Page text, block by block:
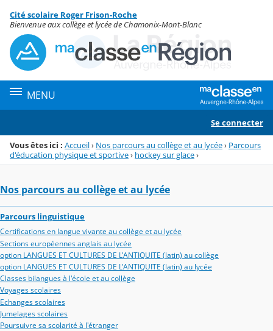
Menu de la rubrique
Contenu
Cité scolaire Roger Frison-Roche
Bienvenue aux collège et lycée de Chamonix-Mont-Blanc
MENU
Se connecter
Vous êtes ici : Accueil› Nos parcours au collège et au lycée› Parcours
d'éducation physique et sportive› hockey sur glace›
Nos parcours au collège et au lycée
Parcours linguistique
Certifications en langue vivante au collège et au lycée
Sections européennes anglais au lycée
option LANGUES ET CULTURES DE L'ANTIQUITE (latin) au collège
option LANGUES ET CULTURES DE L'ANTIQUITE (latin) au lycée
Classes bilangues à l'école et au collège
Voyages scolaires
Echanges scolaires
Jumelages scolaires
Poursuivre sa scolarité à l'étranger